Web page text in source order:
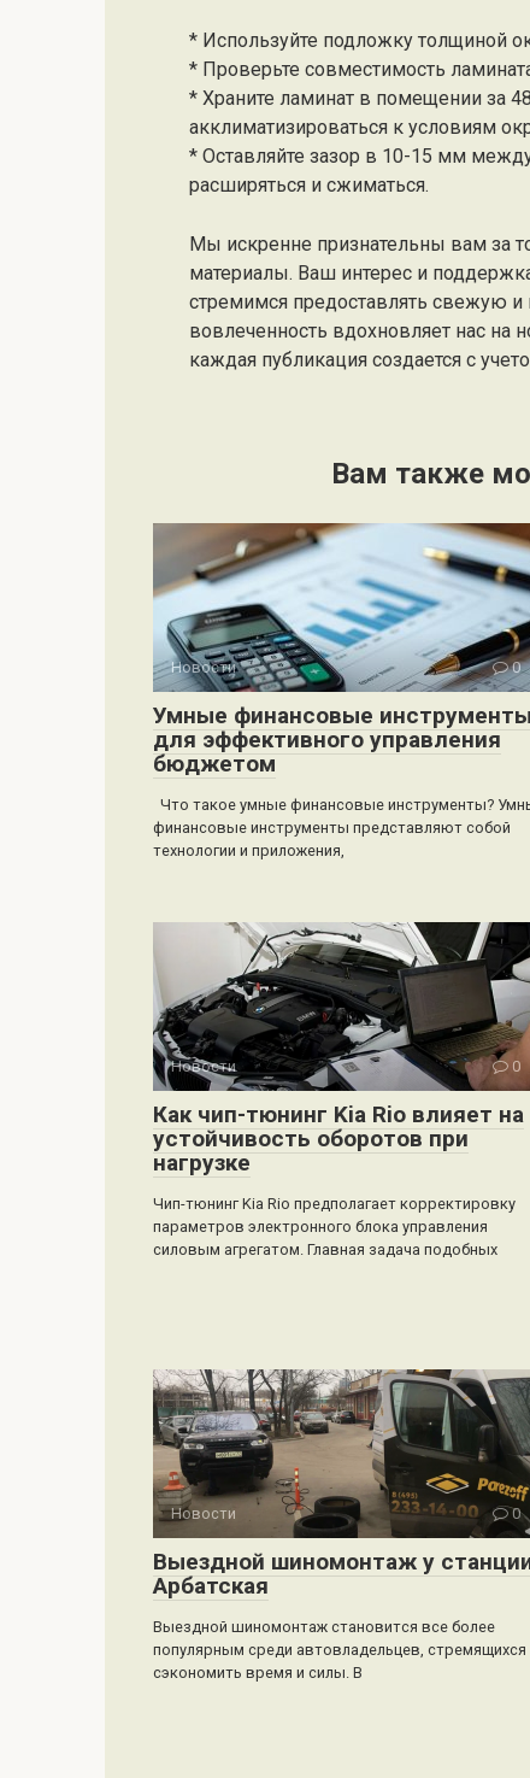
* Используйте подложку толщиной
* Проверьте совместимость
* Храните ламинат в помещении за
акклиматизироваться к условиям
* Оставляйте зазор в 10-15 мм
расширяться и сжиматься.
Мы искренне признательны вам за
материалы. Ваш интерес и
стремимся предоставлять свежую
вовлеченность вдохновляет нас
каждая публикация создается с
Вам также
Новости 0
Умные финансовые инструменты
для эффективного управления
бюджетом
Что такое умные финансовые инструменты?
финансовые инструменты представляют собой
технологии и приложения,
Новости 0
Как чип-тюнинг Kia Rio влияет на
устойчивость оборотов при
нагрузке
Чип-тюнинг Kia Rio предполагает корректировку
параметров электронного блока управления
силовым агрегатом. Главная задача подобных
Новости 0
Выездной шиномонтаж у
Арбатская
Выездной шиномонтаж становится все более
популярным среди автовладельцев, стремящихся
сэкономить время и силы. В